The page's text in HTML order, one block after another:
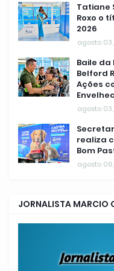
Tatiane
Roxo o
2026
agosto
Baile
Belford
Ações
agosto
realiza
Bom
agosto
JORNALISTA MARCIO